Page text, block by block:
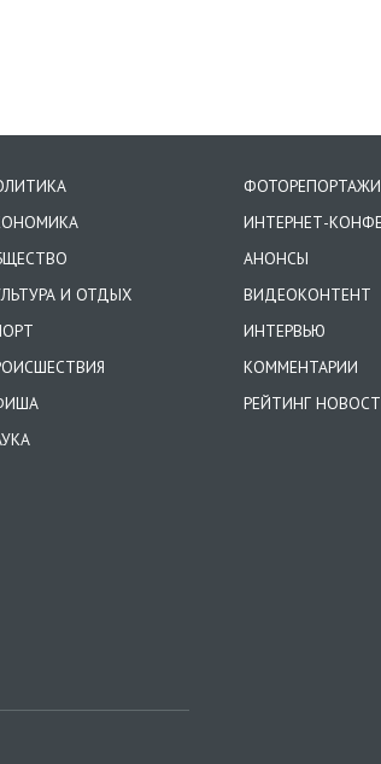
И ОТДЫХ
ФОТОРЕПОРТАЖИ
ИНТЕРНЕТ-
АНОНСЫ
ВИДЕОКОНТЕНТ
ИНТЕРВЬЮ
КОММЕНТАРИИ
РЕЙТИНГ